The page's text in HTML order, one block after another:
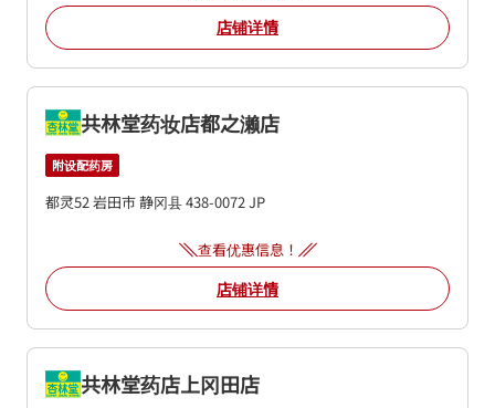
店铺详情
共林堂药妆店都之濑店
附设配药房
都灵52岩田市静冈县438-0072JP
查看优惠信息！
店铺详情
共林堂药店上冈田店